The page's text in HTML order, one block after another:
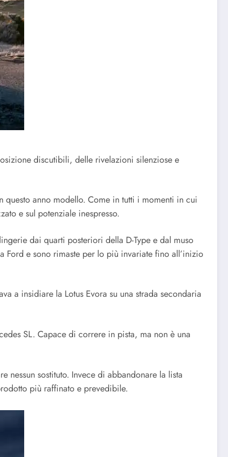
discutibili, delle rivelazioni silenziose e
questo anno modello. Come in tutti i momenti in cui
e sul potenziale inespresso.
dai quarti posteriori della D-Type e dal muso
Ford e sono rimaste per lo più invariate fino all’inizio
a insidiare la Lotus Evora su una strada secondaria
SL. Capace di correre in pista, ma non è una
nessun sostituto. Invece di abbandonare la lista
più raffinato e prevedibile.